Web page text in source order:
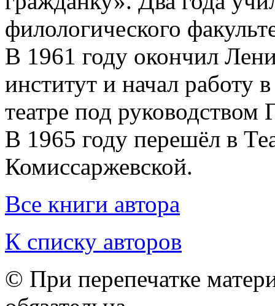
филологического
В 1961 году окончил
институт и начал работу
театре под руководством
В 1965 году перешёл в
Комиссаржевской.
Все книги автора
К списку авторов
© При перепечатке